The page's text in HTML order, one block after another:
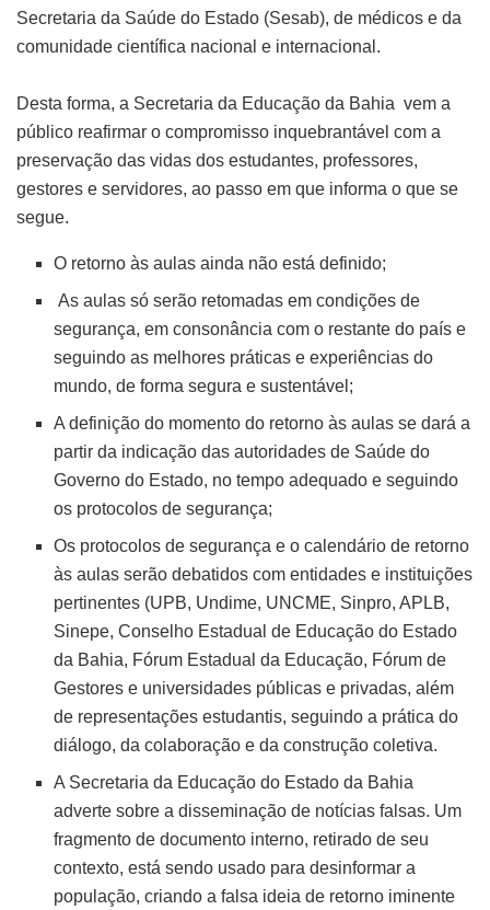
Secretaria da Saúde do Estado (Sesab), de médicos e da
comunidade científica nacional e internacional.
Desta forma, a Secretaria da Educação da Bahia vem a
público reafirmar o compromisso inquebrantável com a
preservação das vidas dos estudantes, professores,
gestores e servidores, ao passo em que informa o que se
segue.
O retorno às aulas ainda não está definido;
As aulas só serão retomadas em condições de
segurança, em consonância com o restante do país e
seguindo as melhores práticas e experiências do
mundo, de forma segura e sustentável;
A definição do momento do retorno às aulas se dará a
partir da indicação das autoridades de Saúde do
Governo do Estado, no tempo adequado e seguindo
os protocolos de segurança;
Os protocolos de segurança e o calendário de retorno
às aulas serão debatidos com entidades e instituições
pertinentes (UPB, Undime, UNCME, Sinpro, APLB,
Sinepe, Conselho Estadual de Educação do Estado
da Bahia, Fórum Estadual da Educação, Fórum de
Gestores e universidades públicas e privadas, além
de representações estudantis, seguindo a prática do
diálogo, da colaboração e da construção coletiva.
A Secretaria da Educação do Estado da Bahia
adverte sobre a disseminação de notícias falsas. Um
fragmento de documento interno, retirado de seu
contexto, está sendo usado para desinformar a
população, criando a falsa ideia de retorno iminente